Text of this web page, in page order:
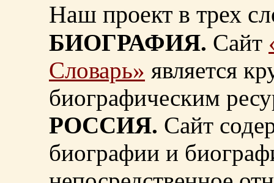
Наш проект в трех
БИОГРАФИЯ. Сайт
Словарь» является
биографическим
РОССИЯ. Сайт
биографии и